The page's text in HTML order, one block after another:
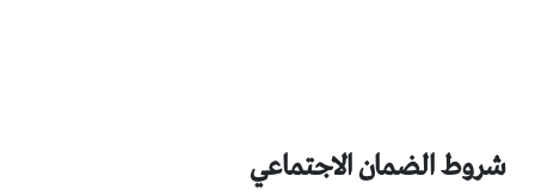
شروط الضمان الاجتماعي